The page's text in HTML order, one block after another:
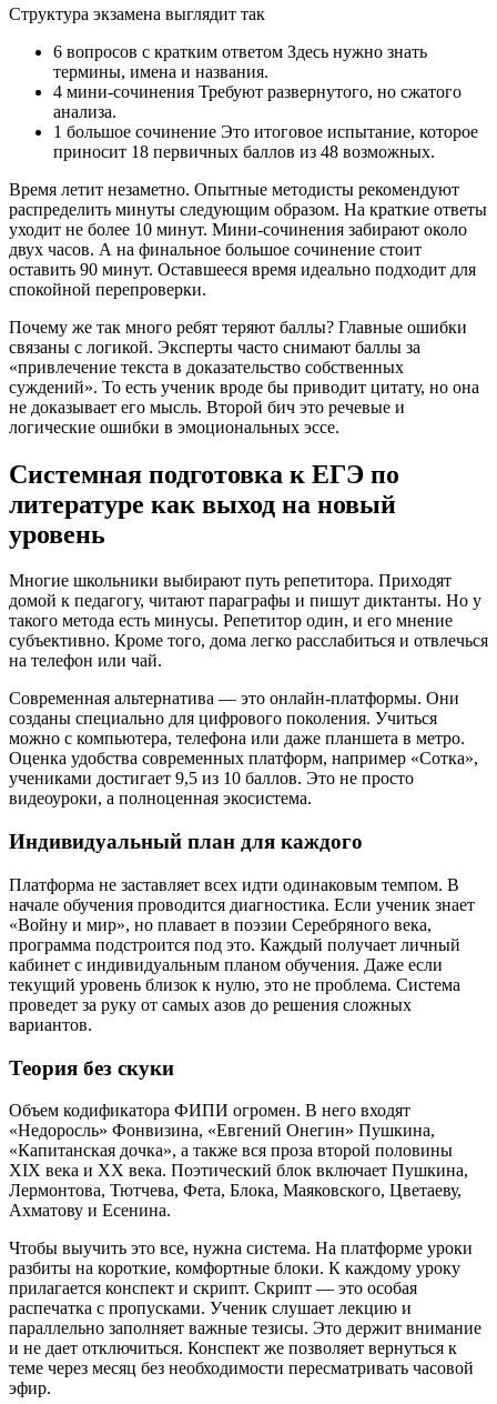
Структура экзамена выглядит так
6 вопросов с кратким ответом Здесь нужно знать
термины, имена и названия.
4 мини-сочинения Требуют развернутого, но сжатого
анализа.
1 большое сочинение Это итоговое испытание, которое
приносит 18 первичных баллов из 48 возможных.
Время летит незаметно. Опытные методисты рекомендуют
распределить минуты следующим образом. На краткие ответы
уходит не более 10 минут. Мини-сочинения забирают около
двух часов. А на финальное большое сочинение стоит
оставить 90 минут. Оставшееся время идеально подходит для
спокойной перепроверки.
Почему же так много ребят теряют баллы? Главные ошибки
связаны с логикой. Эксперты часто снимают баллы за
«привлечение текста в доказательство собственных
суждений». То есть ученик вроде бы приводит цитату, но она
не доказывает его мысль. Второй бич это речевые и
логические ошибки в эмоциональных эссе.
Системная подготовка к ЕГЭ по
литературе как выход на новый
уровень
Многие школьники выбирают путь репетитора. Приходят
домой к педагогу, читают параграфы и пишут диктанты. Но у
такого метода есть минусы. Репетитор один, и его мнение
субъективно. Кроме того, дома легко расслабиться и отвлечься
на телефон или чай.
Современная альтернатива — это онлайн-платформы. Они
созданы специально для цифрового поколения. Учиться
можно с компьютера, телефона или даже планшета в метро.
Оценка удобства современных платформ, например «Сотка»,
учениками достигает 9,5 из 10 баллов. Это не просто
видеоуроки, а полноценная экосистема.
Индивидуальный план для каждого
Платформа не заставляет всех идти одинаковым темпом. В
начале обучения проводится диагностика. Если ученик знает
«Войну и мир», но плавает в поэзии Серебряного века,
программа подстроится под это. Каждый получает личный
кабинет с индивидуальным планом обучения. Даже если
текущий уровень близок к нулю, это не проблема. Система
проведет за руку от самых азов до решения сложных
вариантов.
Теория без скуки
Объем кодификатора ФИПИ огромен. В него входят
«Недоросль» Фонвизина, «Евгений Онегин» Пушкина,
«Капитанская дочка», а также вся проза второй половины
XIX века и XX века. Поэтический блок включает Пушкина,
Лермонтова, Тютчева, Фета, Блока, Маяковского, Цветаеву,
Ахматову и Есенина.
Чтобы выучить это все, нужна система. На платформе уроки
разбиты на короткие, комфортные блоки. К каждому уроку
прилагается конспект и скрипт. Скрипт — это особая
распечатка с пропусками. Ученик слушает лекцию и
параллельно заполняет важные тезисы. Это держит внимание
и не дает отключиться. Конспект же позволяет вернуться к
теме через месяц без необходимости пересматривать часовой
эфир.